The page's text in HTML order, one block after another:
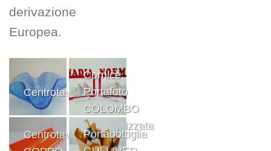
derivazione
Europea.
Centrotavola
Cornice
Portafoto
COLOMBO
personalizzata
Rosso
CentrotavolaPortabottiglia